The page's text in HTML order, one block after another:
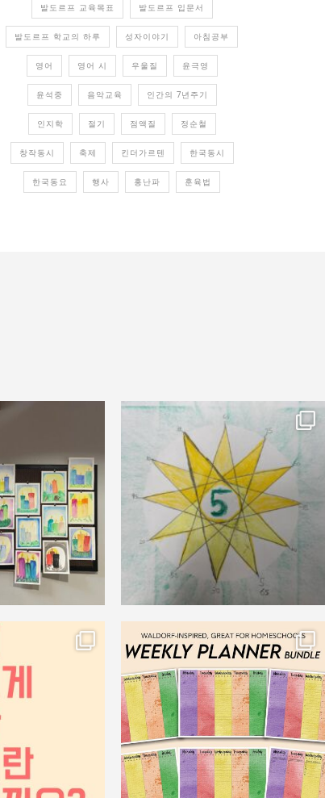
발도르프 교육목표 발도르프 입문서
발도르프 학교의 하루 성자이야기 아침공부
영어 영어 시 우울질 윤극영
윤석중 음악교육 인간의 7년주기
인지학 절기 점액질 정순철
창작동시 축제 킨더가르텐 한국동시
한국동요 행사 홍난파 훈육법